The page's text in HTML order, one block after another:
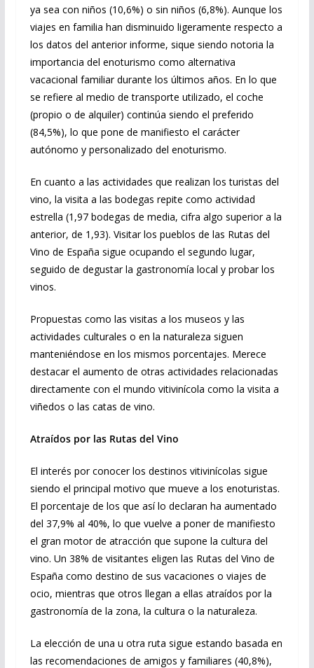
ya sea con niños (10,6%) o sin niños (6,8%). Aunque los
viajes en familia han disminuido ligeramente respecto a
los datos del anterior informe, sique siendo notoria la
importancia del enoturismo como alternativa
vacacional familiar durante los últimos años. En lo que
se refiere al medio de transporte utilizado, el coche
(propio o de alquiler) continúa siendo el preferido
(84,5%), lo que pone de manifiesto el carácter
autónomo y personalizado del enoturismo.
En cuanto a las actividades que realizan los turistas del
vino, la visita a las bodegas repite como actividad
estrella (1,97 bodegas de media, cifra algo superior a la
anterior, de 1,93). Visitar los pueblos de las Rutas del
Vino de España sigue ocupando el segundo lugar,
seguido de degustar la gastronomía local y probar los
vinos.
Propuestas como las visitas a los museos y las
actividades culturales o en la naturaleza siguen
manteniéndose en los mismos porcentajes. Merece
destacar el aumento de otras actividades relacionadas
directamente con el mundo vitivinícola como la visita a
viñedos o las catas de vino.
Atraídos por las Rutas del Vino
El interés por conocer los destinos vitivinícolas sigue
siendo el principal motivo que mueve a los enoturistas.
El porcentaje de los que así lo declaran ha aumentado
del 37,9% al 40%, lo que vuelve a poner de manifiesto
el gran motor de atracción que supone la cultura del
vino. Un 38% de visitantes eligen las Rutas del Vino de
España como destino de sus vacaciones o viajes de
ocio, mientras que otros llegan a ellas atraídos por la
gastronomía de la zona, la cultura o la naturaleza.
La elección de una u otra ruta sigue estando basada en
las recomendaciones de amigos y familiares (40,8%),